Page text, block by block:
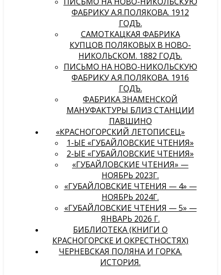
ФАБРИКУ А.Я.ПОЛЯКОВА. 1912
ГОДЪ.
САМОТКАЦКАЯ ФАБРИКА
КУПЦОВ ПОЛЯКОВЫХ В НОВО-
НИКОЛЬСКОМ. 1882 ГОДЪ.
ПИСЬМО НА НОВО-НИКОЛЬСКУЮ
ФАБРИКУ А.Я.ПОЛЯКОВА. 1916
ГОДЪ.
ФАБРИКА ЗНАМЕНСКОЙ
МАНУФАКТУРЫ БЛИЗ СТАНЦИИ
ПАВШИНО
«КРАСНОГОРСКИЙ ЛЕТОПИСЕЦ»
1-ЫЕ «ГУБАЙЛОВСКИЕ ЧТЕНИЯ»
2-ЫЕ «ГУБАЙЛОВСКИЕ ЧТЕНИЯ»
«ГУБАЙЛОВСКИЕ ЧТЕНИЯ» —
НОЯБРЬ 2023Г.
«ГУБАЙЛОВСКИЕ ЧТЕНИЯ — 4» —
НОЯБРЬ 2024Г.
«ГУБАЙЛОВСКИЕ ЧТЕНИЯ — 5» —
ЯНВАРЬ 2026 Г.
БИБЛИОТЕКА (КНИГИ О
КРАСНОГОРСКЕ И ОКРЕСТНОСТЯХ)
ЧЕРНЕВСКАЯ ПОЛЯНА И ГОРКА.
ИСТОРИЯ.